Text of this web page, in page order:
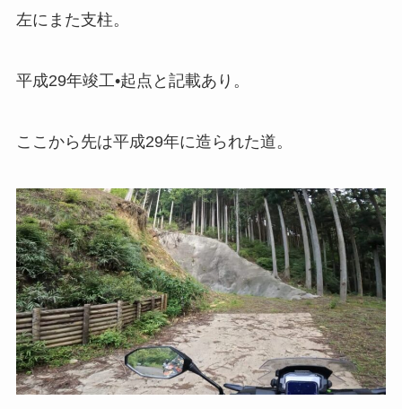
左にまた支柱。
平成29年竣工•起点と記載あり。
ここから先は平成29年に造られた道。